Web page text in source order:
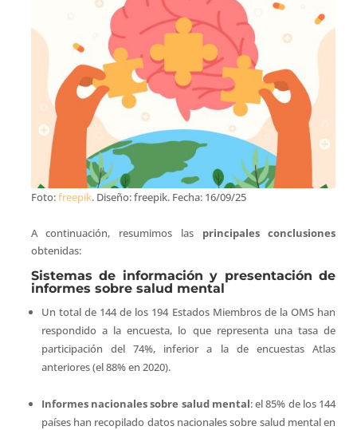
Foto:freepik. Diseño: freepik. Fecha: 16/09/25
A continuación, resumimos las principales conclusiones
obtenidas:
Sistemas de información y presentación de
informes sobre salud mental
Un total de 144 de los 194 Estados Miembros de la OMS han
respondido a la encuesta, lo que representa una tasa de
participación del 74%, inferior a la de encuestas Atlas
anteriores (el 88% en 2020).
Informes nacionales sobre salud mental: el 85% de los 144
países han recopilado datos nacionales sobre salud mental en